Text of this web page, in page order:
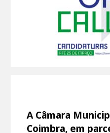
A Câmara
Coimbra, em